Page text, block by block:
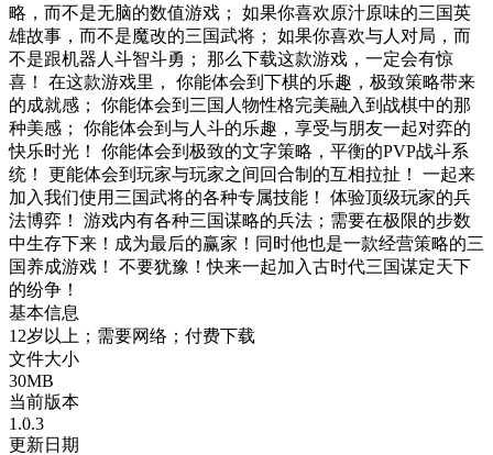
略，而不是无脑的数值游戏； 如果你喜欢原汁原味的三国英
雄故事，而不是魔改的三国武将； 如果你喜欢与人对局，而
不是跟机器人斗智斗勇； 那么下载这款游戏，一定会有惊
喜！ 在这款游戏里， 你能体会到下棋的乐趣，极致策略带来
的成就感； 你能体会到三国人物性格完美融入到战棋中的那
种美感； 你能体会到与人斗的乐趣，享受与朋友一起对弈的
快乐时光！ 你能体会到极致的文字策略，平衡的PVP战斗系
统！ 更能体会到玩家与玩家之间回合制的互相拉扯！ 一起来
加入我们使用三国武将的各种专属技能！ 体验顶级玩家的兵
法博弈！ 游戏内有各种三国谋略的兵法；需要在极限的步数
中生存下来！成为最后的赢家！同时他也是一款经营策略的三
国养成游戏！ 不要犹豫！快来一起加入古时代三国谋定天下
的纷争！
基本信息
12岁以上；需要网络；付费下载
文件大小
30MB
当前版本
1.0.3
更新日期